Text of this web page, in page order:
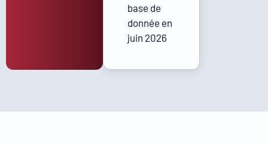
base de
donnée en
juin 2026